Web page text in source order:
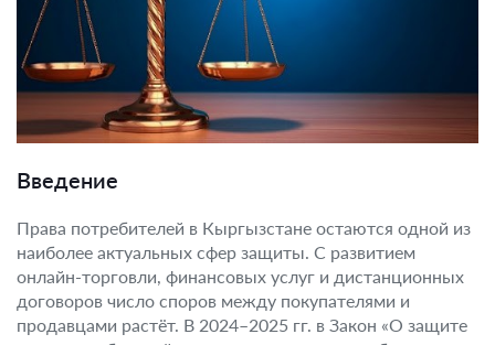
Введение
Права потребителей в Кыргызстане остаются одной из
наиболее актуальных сфер защиты. С развитием
онлайн-торговли, финансовых услуг и дистанционных
договоров число споров между покупателями и
продавцами растёт. В 2024–2025 гг. в Закон «О защите